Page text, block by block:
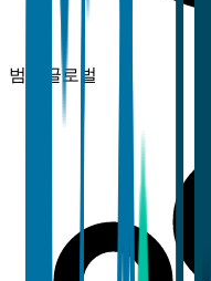
범위 글로벌